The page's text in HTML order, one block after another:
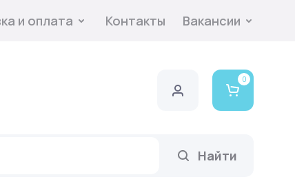
и оплата Контакты Вакансии
0
Найти